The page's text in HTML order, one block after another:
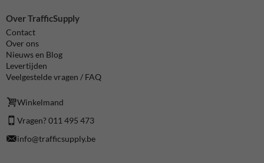
Over TrafficSupply
Contact
Over ons
Nieuws en Blog
Levertijden
Veelgestelde vragen / FAQ
Winkelmand
Vragen? 011 495 473
info@trafficsupply.be